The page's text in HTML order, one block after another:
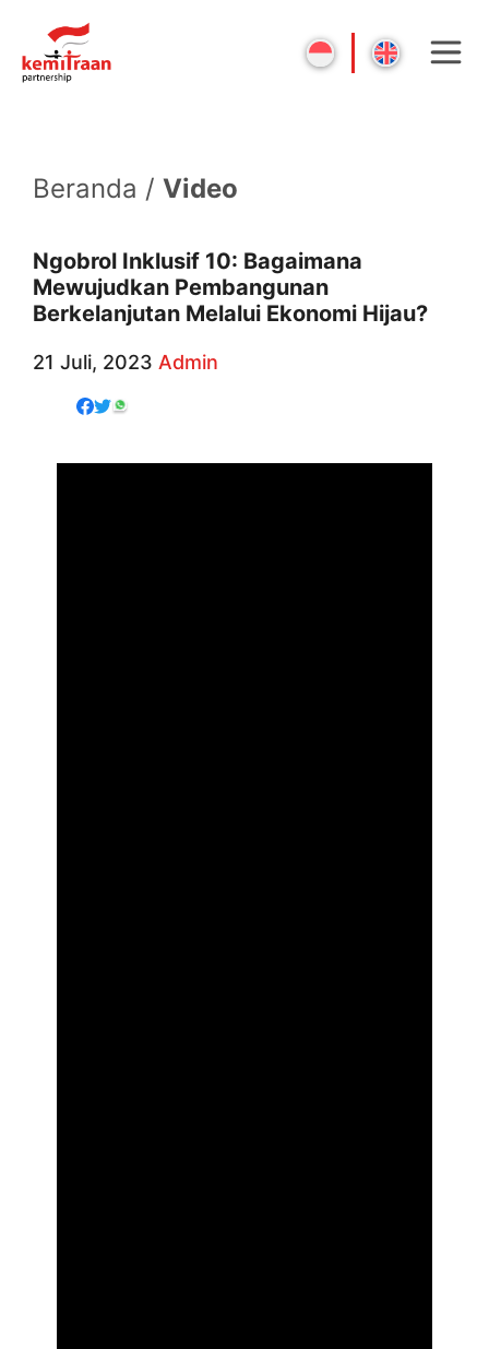
Beranda / Video
Ngobrol Inklusif 10: Bagaimana
Mewujudkan Pembangunan
Berkelanjutan Melalui Ekonomi Hijau?
21 Juli, 2023 Admin